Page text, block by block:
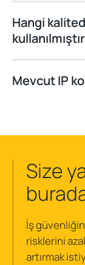
Hangi
Mevcut IP
Size
İş
risklerini
artırmak